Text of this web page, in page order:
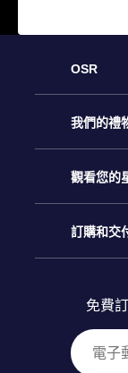
OSR
客戶服務
聯繫我們
博客
評論
我們的禮
Online
OSR禮物
OSR 禮物
觀看您的
星星注册
個性化的
訂購和交
付款資訊
免費